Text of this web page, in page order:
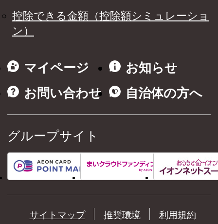
控除できる金額（控除額シミュレーショ
ン）
マイページ
お知らせ
お問い合わせ
自治体の方へ
グループサイト
サイトマップ 推奨環境 利用規約